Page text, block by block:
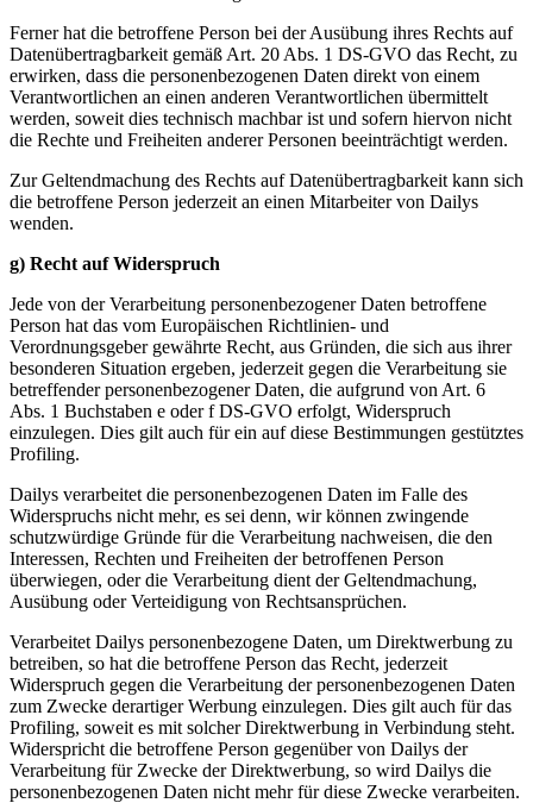
Ferner hat die betroffene Person bei der Ausübung ihres Rechts auf
Datenübertragbarkeit gemäß Art. 20 Abs. 1 DS-GVO das Recht, zu
erwirken, dass die personenbezogenen Daten direkt von einem
Verantwortlichen an einen anderen Verantwortlichen übermittelt
werden, soweit dies technisch machbar ist und sofern hiervon nicht
die Rechte und Freiheiten anderer Personen beeinträchtigt werden.
Zur Geltendmachung des Rechts auf Datenübertragbarkeit kann sich
die betroffene Person jederzeit an einen Mitarbeiter von Dailys
wenden.
g) Recht auf Widerspruch
Jede von der Verarbeitung personenbezogener Daten betroffene
Person hat das vom Europäischen Richtlinien- und
Verordnungsgeber gewährte Recht, aus Gründen, die sich aus ihrer
besonderen Situation ergeben, jederzeit gegen die Verarbeitung sie
betreffender personenbezogener Daten, die aufgrund von Art. 6
Abs. 1 Buchstaben e oder f DS-GVO erfolgt, Widerspruch
einzulegen. Dies gilt auch für ein auf diese Bestimmungen gestütztes
Profiling.
Dailys verarbeitet die personenbezogenen Daten im Falle des
Widerspruchs nicht mehr, es sei denn, wir können zwingende
schutzwürdige Gründe für die Verarbeitung nachweisen, die den
Interessen, Rechten und Freiheiten der betroffenen Person
überwiegen, oder die Verarbeitung dient der Geltendmachung,
Ausübung oder Verteidigung von Rechtsansprüchen.
Verarbeitet Dailys personenbezogene Daten, um Direktwerbung zu
betreiben, so hat die betroffene Person das Recht, jederzeit
Widerspruch gegen die Verarbeitung der personenbezogenen Daten
zum Zwecke derartiger Werbung einzulegen. Dies gilt auch für das
Profiling, soweit es mit solcher Direktwerbung in Verbindung steht.
Widerspricht die betroffene Person gegenüber von Dailys der
Verarbeitung für Zwecke der Direktwerbung, so wird Dailys die
personenbezogenen Daten nicht mehr für diese Zwecke verarbeiten.